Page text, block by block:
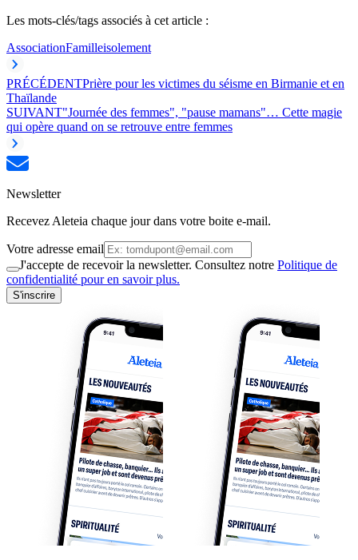
Les mots-clés/tags associés à cet article :
AssociationFamilleisolement
PRÉCÉDENTPrière pour les victimes du séisme en Birmanie et en
Thaïlande
SUIVANT"Journée des femmes", "pause mamans"… Cette magie
qui opère quand on se retrouve entre femmes
Newsletter
Recevez Aleteia chaque jour dans votre boite e-mail.
Votre adresse email
J'accepte de recevoir la newsletter. Consultez notre Politique de
confidentialité pour en savoir plus.
S'inscrire